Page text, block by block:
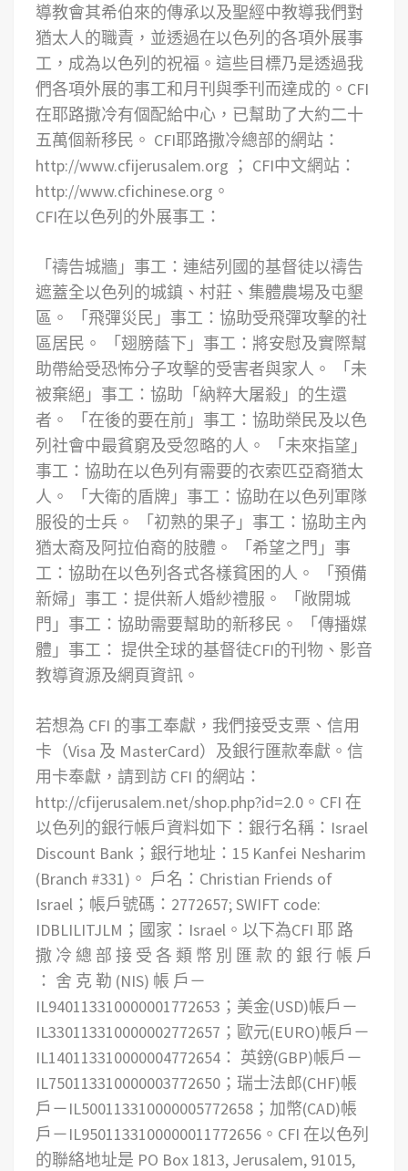
導教會其希伯來的傳承以及聖經中教導我們對
猶太人的職責，並透過在以色列的各項外展事
工，成為以色列的祝福。這些目標乃是透過我
們各項外展的事工和月刊與季刊而達成的。CFI
在耶路撒冷有個配給中心，已幫助了大約二十
五萬個新移民。 CFI耶路撒冷總部的網站：
http://www.cfijerusalem.org ； CFI中文網站：
http://www.cfichinese.org。
CFI在以色列的外展事工：
「禱告城牆」事工：連結列國的基督徒以禱告
遮蓋全以色列的城鎮、村莊、集體農場及屯墾
區。
「飛彈災民」事工：協助受飛彈攻擊的社
區居民。
「翅膀蔭下」事工：將安慰及實際幫
助帶給受恐怖分子攻擊的受害者與家人。
「未
被棄絕」事工：協助「納粹大屠殺」的生還
者。
「在後的要在前」事工：協助榮民及以色
列社會中最貧窮及受忽略的人。
「未來指望」
事工：協助在以色列有需要的衣索匹亞裔猶太
人。
「大衛的盾牌」事工：協助在以色列軍隊
服役的士兵。
「初熟的果子」事工：協助主內
猶太裔及阿拉伯裔的肢體。
「希望之門」事
工：協助在以色列各式各樣貧困的人。
「預備
新婦」事工：提供新人婚紗禮服。
「敞開城
門」事工：協助需要幫助的新移民。
「傳播媒
體」事工： 提供全球的基督徒CFI的刊物、影音
教導資源及網頁資訊。
若想為 CFI 的事工奉獻，我們接受支票、信用
卡（Visa 及 MasterCard）及銀行匯款奉獻。信
用卡奉獻，請到訪 CFI 的網站：
http://cfijerusalem.net/shop.php?id=2.0。CFI 在
以色列的銀行帳戶資料如下：銀行名稱：Israel
Discount Bank；銀行地址：15 Kanfei Nesharim
(Branch #331)。 戶名：Christian Friends of
Israel；帳戶號碼：2772657; SWIFT code:
IDBLILITJLM；國家：Israel。以下為CFI 耶 路
撒 冷 總 部 接 受 各 類 幣 別 匯 款 的 銀 行 帳 戶
： 舍 克 勒 (NIS) 帳 戶－
IL940113310000001772653；美金(USD)帳戶－
IL330113310000002772657；歐元(EURO)帳戶－
IL140113310000004772654： 英鎊(GBP)帳戶－
IL750113310000003772650；瑞士法郎(CHF)帳
戶－IL500113310000005772658；加幣(CAD)帳
戶－IL9501133100000011772656。CFI 在以色列
的聯絡地址是 PO Box 1813, Jerusalem, 91015,